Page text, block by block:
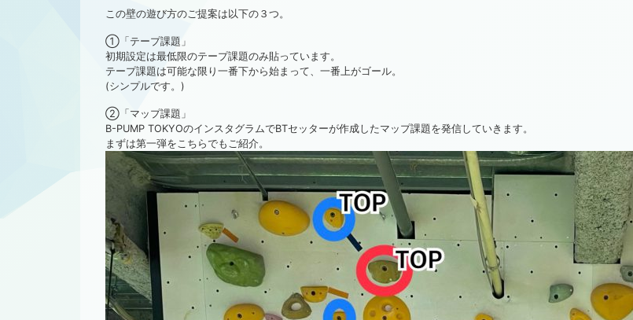
この壁の遊び方のご提案は以下の３つ。
①「テープ課題」
初期設定は最低限のテープ課題のみ貼っています。
テープ課題は可能な限り一番下から始まって、一番上がゴール。
(シンプルです。)
②「マップ課題」
B-PUMP TOKYOのインスタグラムでBTセッターが作成したマップ課題を発信していきます。
まずは第一弾をこちらでもご紹介。